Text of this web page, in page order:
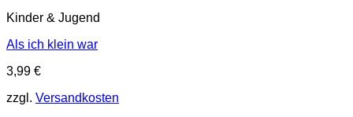
Kinder & Jugend
Als ich klein war
3,99 €
zzgl. Versandkosten